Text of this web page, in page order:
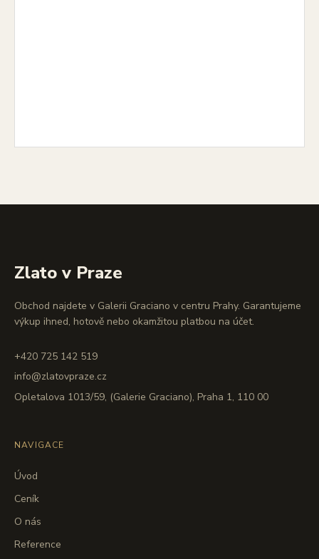
Zlato v Praze
Obchod najdete v Galerii Graciano v centru Prahy. Garantujeme
výkup ihned, hotově nebo okamžitou platbou na účet.
+420 725 142 519
info@zlatovpraze.cz
Opletalova 1013/59, (Galerie Graciano), Praha 1, 110 00
NAVIGACE
Úvod
Ceník
O nás
Reference